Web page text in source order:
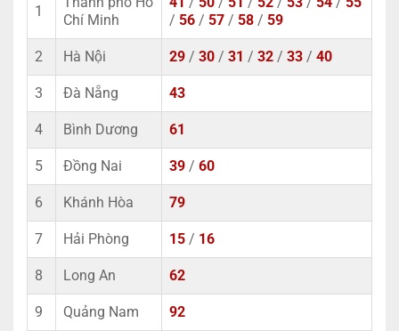
1
Chí Minh
/ 56 / 57 / 58 / 59
2 Hà Nội 29 / 30 / 31 / 32 / 33 / 40
3 Đà Nẵng 43
4 Bình Dương 61
5 Đồng Nai 39 / 60
6 Khánh Hòa 79
7 Hải Phòng 15 / 16
8 Long An 62
9 Quảng Nam 92